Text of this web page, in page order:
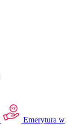
Emerytura w